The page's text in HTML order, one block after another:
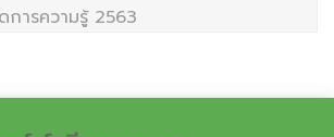
การความรู้ 2563